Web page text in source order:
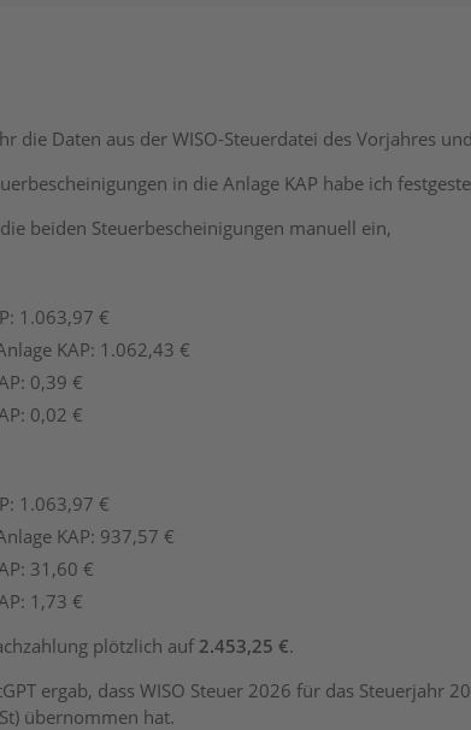
die Daten aus der WISO-Steuerdatei des Vorjahres
in die Anlage KAP habe ich
beiden Steuerbescheinigungen manuell ein,
1.063,97 €
KAP: 1.062,43 €
0,39 €
0,02 €
1.063,97 €
KAP: 937,57 €
31,60 €
1,73 €
plötzlich auf 2.453,25 €.
ergab, dass WISO Steuer 2026 für das Steuerjahr
übernommen hat.